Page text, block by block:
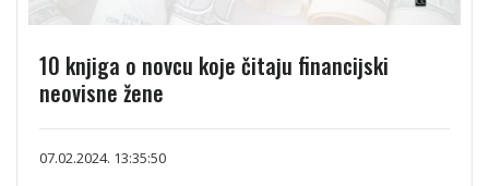
10 knjiga o novcu koje čitaju financijski
neovisne žene
07.02.2024. 13:35:50